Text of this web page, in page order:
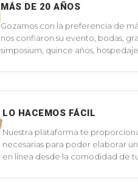
MÁS DE 20 AÑOS
Gozamos con la preferencia de
nos confiaron su evento, bodas,
simposium, quince años,
LO HACEMOS FÁCIL
Nuestra plataforma te
necesarias para poder elaborar
en línea desde la comodidad de